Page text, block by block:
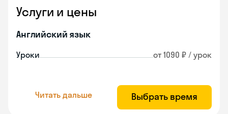
Услуги и цены
Английский язык
Уроки от 1090 ₽ / урок
Читать дальше Выбрать время